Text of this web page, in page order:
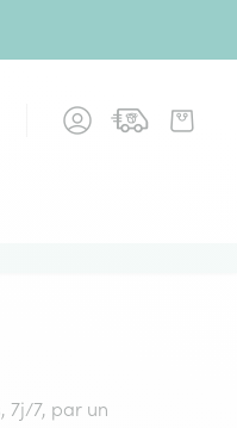
7j/7, par un